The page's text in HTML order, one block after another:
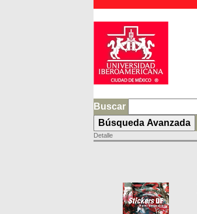
Buscar
Detalle